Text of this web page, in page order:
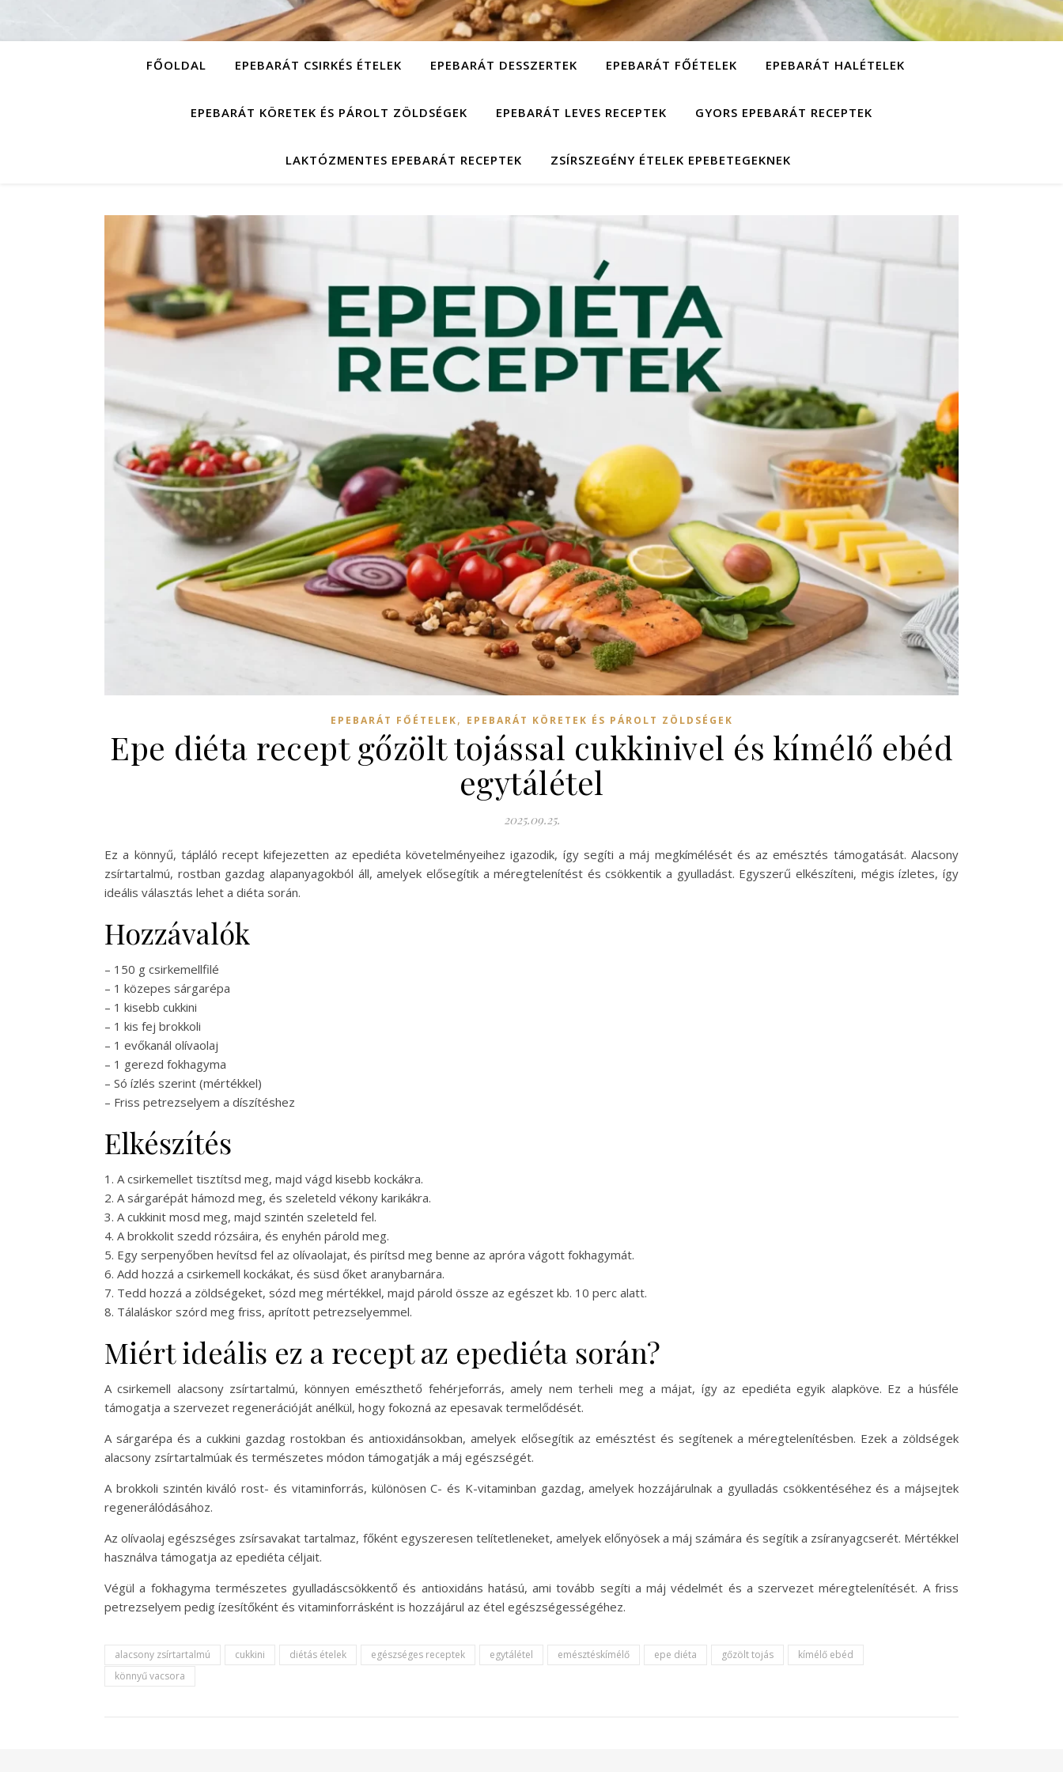
FŐOLDAL EPEBARÁT CSIRKÉS ÉTELEK EPEBARÁT DESSZERTEK EPEBARÁT FŐÉTELEK EPEBARÁT HALÉTELEK
EPEBARÁT KÖRETEK ÉS PÁROLT ZÖLDSÉGEK EPEBARÁT LEVES RECEPTEK GYORS EPEBARÁT RECEPTEK
LAKTÓZMENTES EPEBARÁT RECEPTEK ZSÍRSZEGÉNY ÉTELEK EPEBETEGEKNEK
EPEBARÁT FŐÉTELEK, EPEBARÁT KÖRETEK ÉS PÁROLT ZÖLDSÉGEK
Epe diéta recept gőzölt tojással cukkinivel és kímélő ebéd
egytálétel
2025.09.25.
Ez a könnyű, tápláló recept kifejezetten az epediéta követelményeihez igazodik, így segíti a máj megkímélését és az emésztés támogatását. Alacsony
zsírtartalmú, rostban gazdag alapanyagokból áll, amelyek elősegítik a méregtelenítést és csökkentik a gyulladást. Egyszerű elkészíteni, mégis ízletes, így
ideális választás lehet a diéta során.
Hozzávalók
– 150 g csirkemellfilé
– 1 közepes sárgarépa
– 1 kisebb cukkini
– 1 kis fej brokkoli
– 1 evőkanál olívaolaj
– 1 gerezd fokhagyma
– Só ízlés szerint (mértékkel)
– Friss petrezselyem a díszítéshez
Elkészítés
1. A csirkemellet tisztítsd meg, majd vágd kisebb kockákra.
2. A sárgarépát hámozd meg, és szeleteld vékony karikákra.
3. A cukkinit mosd meg, majd szintén szeleteld fel.
4. A brokkolit szedd rózsáira, és enyhén párold meg.
5. Egy serpenyőben hevítsd fel az olívaolajat, és pirítsd meg benne az apróra vágott fokhagymát.
6. Add hozzá a csirkemell kockákat, és süsd őket aranybarnára.
7. Tedd hozzá a zöldségeket, sózd meg mértékkel, majd párold össze az egészet kb. 10 perc alatt.
8. Tálaláskor szórd meg friss, aprított petrezselyemmel.
Miért ideális ez a recept az epediéta során?
A csirkemell alacsony zsírtartalmú, könnyen emészthető fehérjeforrás, amely nem terheli meg a májat, így az epediéta egyik alapköve. Ez a húsféle
támogatja a szervezet regenerációját anélkül, hogy fokozná az epesavak termelődését.
A sárgarépa és a cukkini gazdag rostokban és antioxidánsokban, amelyek elősegítik az emésztést és segítenek a méregtelenítésben. Ezek a zöldségek
alacsony zsírtartalmúak és természetes módon támogatják a máj egészségét.
A brokkoli szintén kiváló rost- és vitaminforrás, különösen C- és K-vitaminban gazdag, amelyek hozzájárulnak a gyulladás csökkentéséhez és a májsejtek
regenerálódásához.
Az olívaolaj egészséges zsírsavakat tartalmaz, főként egyszeresen telítetleneket, amelyek előnyösek a máj számára és segítik a zsíranyagcserét. Mértékkel
használva támogatja az epediéta céljait.
Végül a fokhagyma természetes gyulladáscsökkentő és antioxidáns hatású, ami tovább segíti a máj védelmét és a szervezet méregtelenítését. A friss
petrezselyem pedig ízesítőként és vitaminforrásként is hozzájárul az étel egészségességéhez.
alacsony zsírtartalmú cukkini diétás ételek egészséges receptek egytálétel emésztéskímélő epe diéta gőzölt tojás
kímélő ebéd
könnyű vacsora